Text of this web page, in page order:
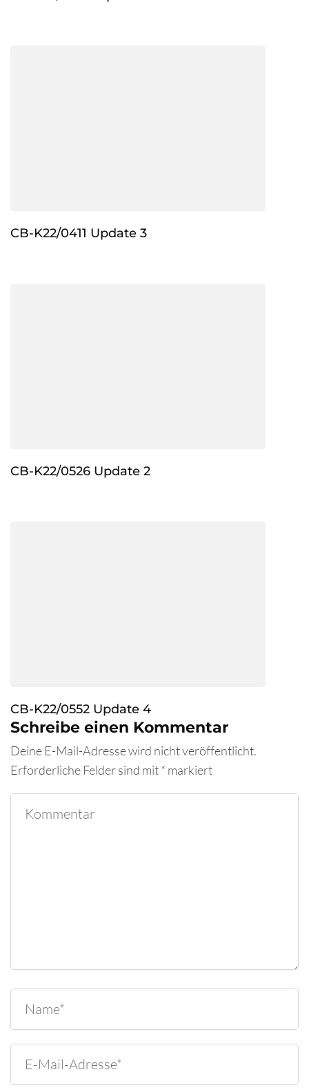
CB-K22/0411 Update 3
CB-K22/0526 Update 2
CB-K22/0552 Update 4
Schreibe einen Kommentar
Deine E-Mail-Adresse wird nicht veröffentlicht.
Erforderliche Felder sind mit* markiert